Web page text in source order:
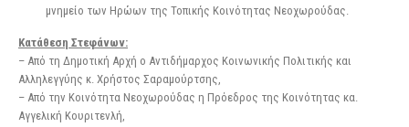
μνημείο των Ηρώων της Τοπικής Κοινότητας Νεοχωρούδας.
Κατάθεση Στεφάνων:
– Από τη Δημοτική Αρχή ο Αντιδήμαρχος Κοινωνικής Πολιτικής και
Αλληλεγγύης κ. Χρήστος Σαραμούρτσης,
– Από την Κοινότητα Νεοχωρούδας η Πρόεδρος της Κοινότητας κα.
Αγγελική Κουριτενλή,